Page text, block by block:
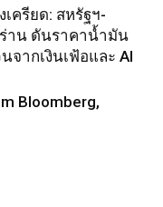
ครียด: สหรัฐฯ-
าน ดันราคาน้ำมัน
ากเงินเฟ้อและ AI
Bloomberg,